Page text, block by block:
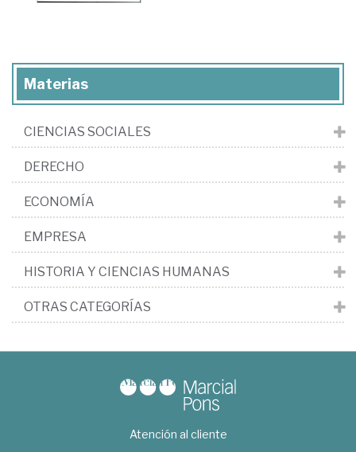
Materias
CIENCIAS SOCIALES
DERECHO
ECONOMÍA
EMPRESA
HISTORIA Y CIENCIAS HUMANAS
OTRAS CATEGORÍAS
Atención al cliente